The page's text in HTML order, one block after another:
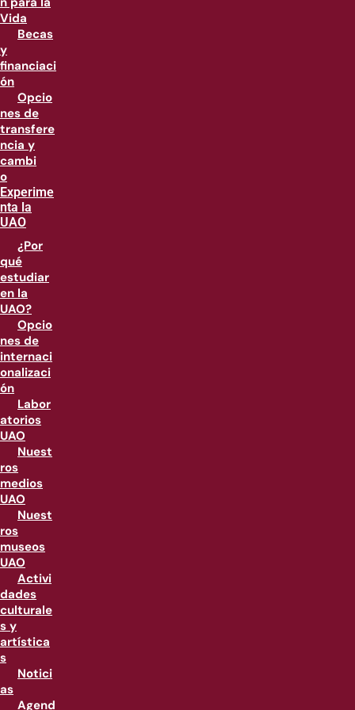
Vida
Becas
y
financiaci
ón
Opcio
nes de
transfere
ncia y
cambi
o
Experime
nta la
UAO
¿Por
qué
estudiar
en la
UAO?
Opcio
nes de
internaci
onalizaci
ón
Labor
atorios
UAO
Nuest
ros
medios
UAO
Nuest
ros
museos
UAO
Activi
dades
culturale
s y
artística
s
Notici
as
Agend